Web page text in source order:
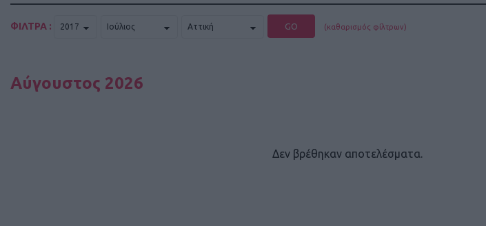
ΦΙΛΤΡΑ : GO (καθαρισμός φίλτρων)
Αύγουστος 2026
Δεν βρέθηκαν αποτελέσματα.